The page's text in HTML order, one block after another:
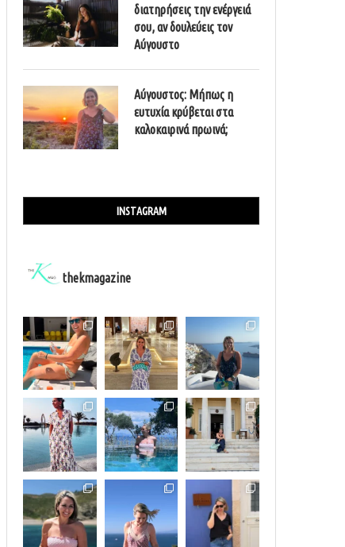
διατηρήσεις την ενέργειά
σου, αν δουλεύεις τον
Αύγουστο
Αύγουστος: Μήπως η
ευτυχία κρύβεται στα
καλοκαιρινά πρωινά;
INSTAGRAM
thekmagazine